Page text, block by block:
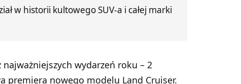
w historii kultowego SUV-a i całej marki
wydarzeń roku – 2
premiera nowego modelu Land Cruiser.